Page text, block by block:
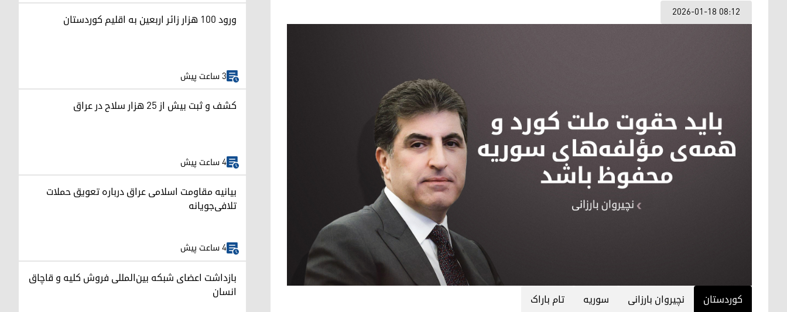
2026-01-18 08:12
کوردستان نچیروان بارزانی سوریه تام باراک
ورود ۱۰۰ هزار زائر اربعین به اقلیم کوردستان
3 ساعت پیش
کشف و ثبت بیش از ۲۵ هزار سلاح در عراق
4 ساعت پیش
بیانیه مقاومت اسلامی عراق درباره تعویق حملات
تلافی‌جویانه
4 ساعت پیش
بازداشت اعضای شبکه بین‌المللی فروش کلیه و قاچاق
انسان